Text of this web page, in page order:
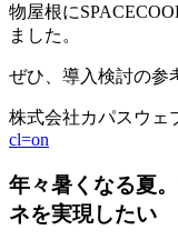
物屋根に
ました。
ぜひ、導入検討の参
株式会社カパスウェ
cl=on
年々暑くなる夏
ネを実現したい